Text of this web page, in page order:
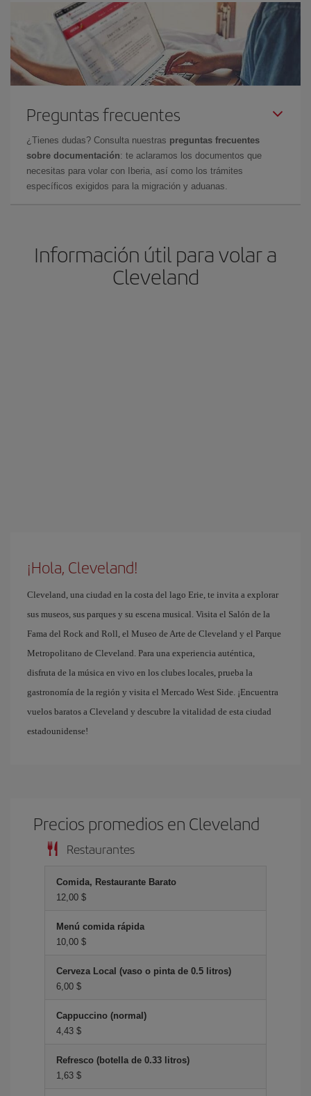
Preguntas frecuentes
¿Tienes dudas? Consulta nuestras preguntas frecuentes
sobre documentación: te aclaramos los documentos que
necesitas para volar con Iberia, así como los trámites
específicos exigidos para la migración y aduanas.
Información útil para volar a
Cleveland
¡Hola, Cleveland!
Cleveland, una ciudad en la costa del lago Erie, te invita a explorar
sus museos, sus parques y su escena musical. Visita el Salón de la
Fama del Rock and Roll, el Museo de Arte de Cleveland y el Parque
Metropolitano de Cleveland. Para una experiencia auténtica,
disfruta de la música en vivo en los clubes locales, prueba la
gastronomía de la región y visita el Mercado West Side. ¡Encuentra
vuelos baratos a Cleveland y descubre la vitalidad de esta ciudad
estadounidense!
Precios promedios en Cleveland
Restaurantes
Comida, Restaurante Barato
12,00 $
Menú comida rápida
10,00 $
Cerveza Local (vaso o pinta de 0.5 litros)
6,00 $
Cappuccino (normal)
4,43 $
Refresco (botella de 0.33 litros)
1,63 $